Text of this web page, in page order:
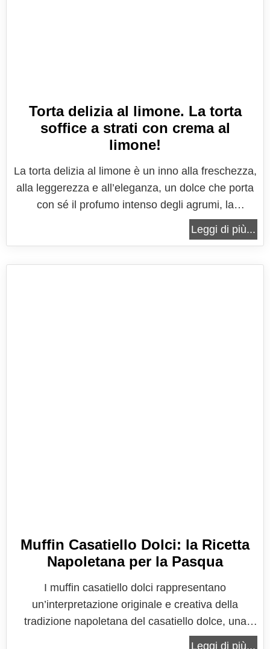
Torta delizia al limone. La torta
soffice a strati con crema al
limone!
La torta delizia al limone è un inno alla freschezza,
alla leggerezza e all’eleganza, un dolce che porta
con sé il profumo intenso degli agrumi, la
morbidezza delle basi soffici e la cremosità
avvolgente di una farcia che sa di primavera e di
Leggi di più...
Muffin Casatiello Dolci: la Ricetta
Napoletana per la Pasqua
I muffin casatiello dolci rappresentano
un’interpretazione originale e creativa della
tradizione napoletana del casatiello dolce, una
fusione tra il carattere conviviale e simbolico del
Leggi di più...